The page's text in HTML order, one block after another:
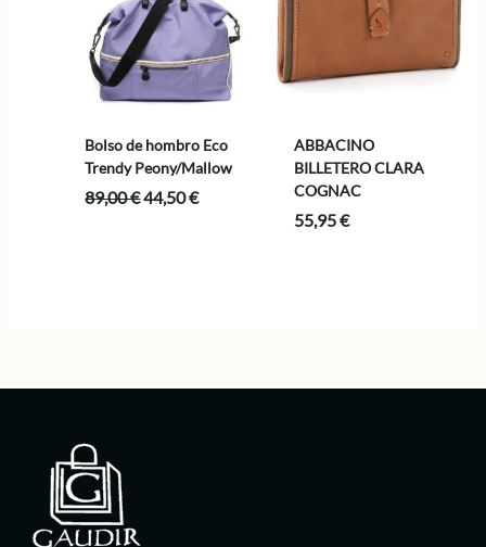
Bolso de hombro Eco
Trendy Peony/Mallow
89,00€El
44,50€El
ABBACINO
BILLETERO CLARA
COGNAC
55,95€